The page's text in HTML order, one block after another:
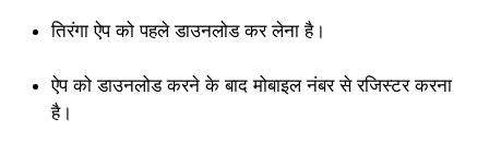
तिरंगा ऐप को पहले डाउनलोड कर लेना है।
ऐप को डाउनलोड करने के बाद मोबाइल नंबर से रजिस्टर करना
है।